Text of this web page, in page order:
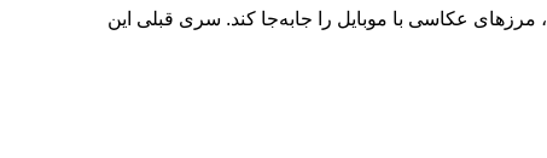
ارتقای بزرگ دوربین در راه است؛ هواوی Pura 90 به سنسور ۱ اینچی مجهز می‌شود هواوی بار دیگر آماده است تا با معرفی سری Pura 90، مرزهای عکاسی با موبایل را جابه‌جا کند. سری قبلی این